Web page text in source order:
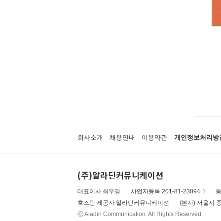
회사소개 채용안내 이용약관 개인정보처리방
(주)알라딘커뮤니케이션
대표이사 최우경 사업자등록 201-81-23094
호스팅 제공자 알라딘커뮤니케이션
(본사) 서울시
ⓒ Aladin Communication. All Rights Reserved.